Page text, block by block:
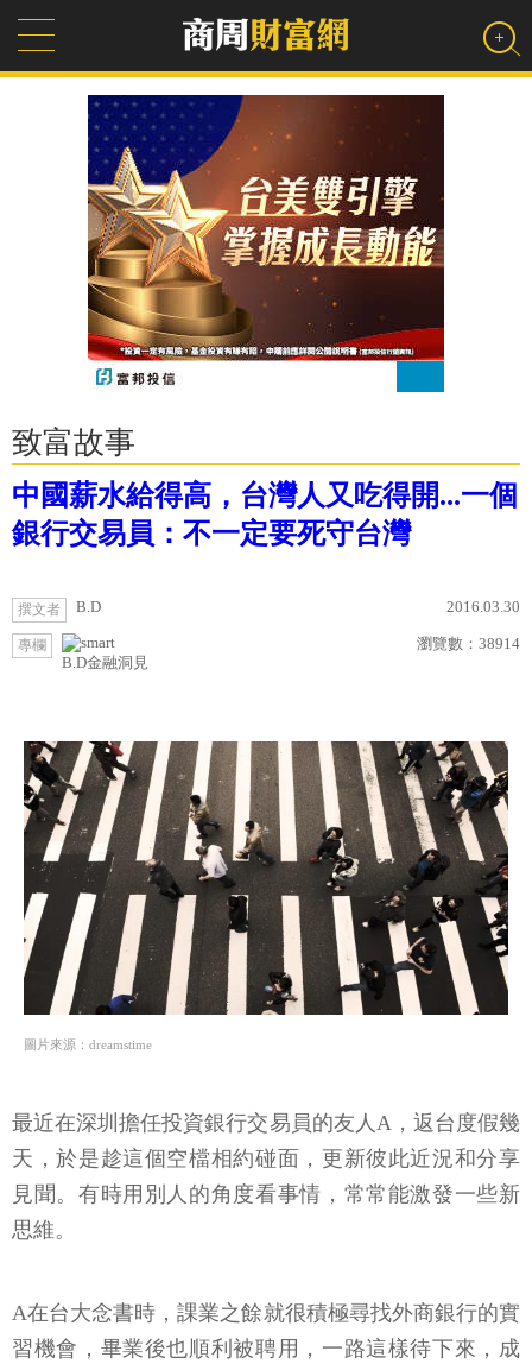
致富故事
中國薪水給得高，台灣人又吃得開...一個
銀行交易員：不一定要死守台灣
撰文者 B.D 2016.03.30
專欄
B.D金融洞見
瀏覽數： 38914
圖片來源：dreamstime
最近在深圳擔任投資銀行交易員的友人A，返台度假幾
天，於是趁這個空檔相約碰面，更新彼此近況和分享
見聞。有時用別人的角度看事情，常常能激發一些新
思維。
A在台大念書時，課業之餘就很積極尋找外商銀行的實
習機會，畢業後也順利被聘用，一路這樣待下來，成